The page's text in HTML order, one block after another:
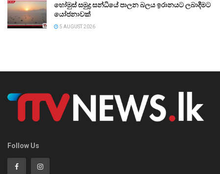
හෝමුස් සමුද්‍ර සන්ධියේ පාලන බලය ඉරානයට ලබාදීමට
යෝජනාවක්
5 AUGUST 2026
Follow Us